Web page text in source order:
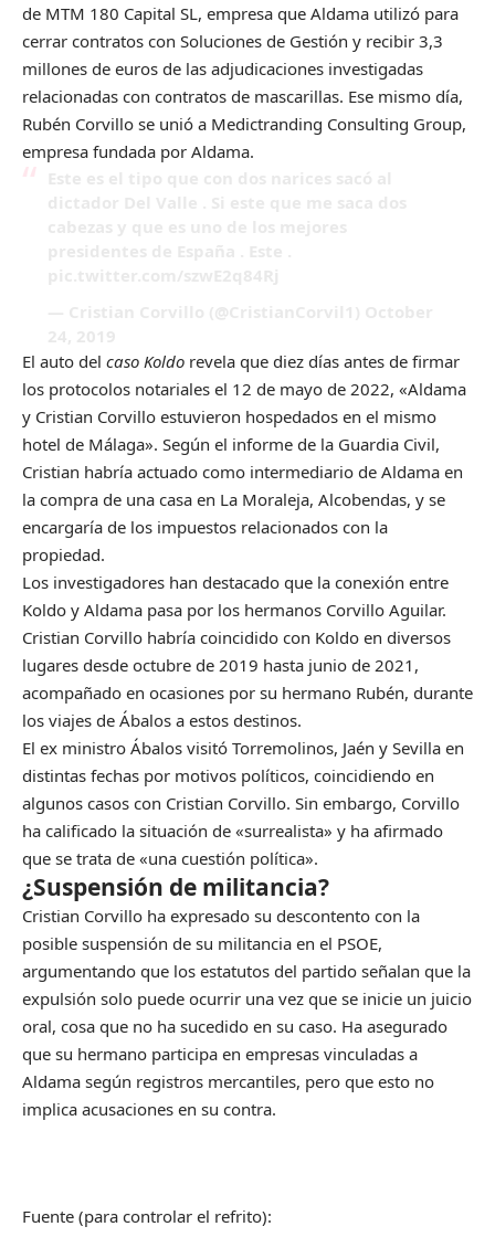
de MTM 180 Capital SL, empresa que Aldama utilizó para
cerrar contratos con Soluciones de Gestión y recibir 3,3
millones de euros de las adjudicaciones investigadas
relacionadas con contratos de mascarillas. Ese mismo día,
Rubén Corvillo se unió a Medictranding Consulting Group,
empresa fundada por Aldama.
El auto del caso Koldo revela que diez días antes de firmar
los protocolos notariales el 12 de mayo de 2022, «Aldama
y Cristian Corvillo estuvieron hospedados en el mismo
hotel de Málaga». Según el informe de la Guardia Civil,
Cristian habría actuado como intermediario de Aldama en
la compra de una casa en La Moraleja, Alcobendas, y se
encargaría de los impuestos relacionados con la
propiedad.
Los investigadores han destacado que la conexión entre
Koldo y Aldama pasa por los hermanos Corvillo Aguilar.
Cristian Corvillo habría coincidido con Koldo en diversos
lugares desde octubre de 2019 hasta junio de 2021,
acompañado en ocasiones por su hermano Rubén, durante
los viajes de Ábalos a estos destinos.
El ex ministro Ábalos visitó Torremolinos, Jaén y Sevilla en
distintas fechas por motivos políticos, coincidiendo en
algunos casos con Cristian Corvillo. Sin embargo, Corvillo
ha calificado la situación de «surrealista» y ha afirmado
que se trata de «una cuestión política».
¿Suspensión de militancia?
Cristian Corvillo ha expresado su descontento con la
posible suspensión de su militancia en el PSOE,
argumentando que los estatutos del partido señalan que la
expulsión solo puede ocurrir una vez que se inicie un juicio
oral, cosa que no ha sucedido en su caso. Ha asegurado
que su hermano participa en empresas vinculadas a
Aldama según registros mercantiles, pero que esto no
implica acusaciones en su contra.
Fuente (para controlar el refrito):